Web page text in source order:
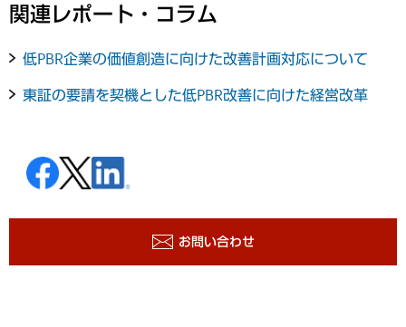
関連レポート・コラム
低PBR企業の価値創造に向けた改善計画対応について
東証の要請を契機とした低PBR改善に向けた経営改革
お問い合わせ